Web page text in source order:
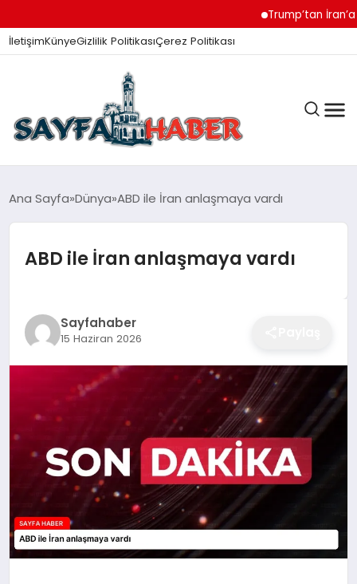
Trump’tan İran’a
İletişimKünyeGizlilik PolitikasıÇerez Politikası
ANA SAYFA
GÜNDEM
İZMIR HABERLERI
SAĞLIK
SPOR
Ana Sayfa Dünya ABD ile İran anlaşmaya vardı
ABD ile İran anlaşmaya vardı
Sayfahaber
15 Haziran 2026